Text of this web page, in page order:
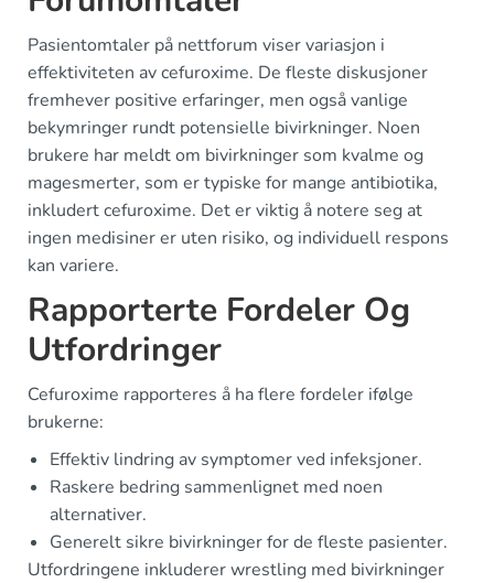
Pasientomtaler på nettforum viser variasjon i
effektiviteten av cefuroxime. De fleste diskusjoner
fremhever positive erfaringer, men også vanlige
bekymringer rundt potensielle bivirkninger. Noen
brukere har meldt om bivirkninger som kvalme og
magesmerter, som er typiske for mange antibiotika,
inkludert cefuroxime. Det er viktig å notere seg at
ingen medisiner er uten risiko, og individuell respons
kan variere.
Rapporterte Fordeler Og
Utfordringer
Cefuroxime rapporteres å ha flere fordeler ifølge
brukerne:
Effektiv lindring av symptomer ved infeksjoner.
Raskere bedring sammenlignet med noen
alternativer.
Generelt sikre bivirkninger for de fleste pasienter.
Utfordringene inkluderer wrestling med bivirkninger